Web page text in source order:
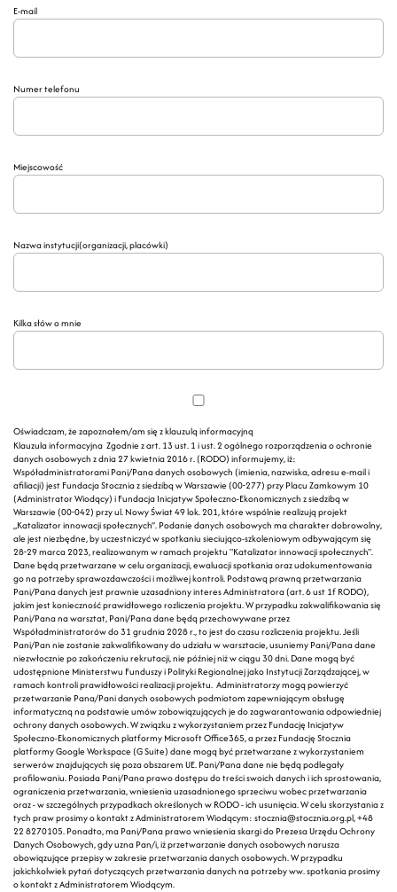
E-mail
Numer telefonu
Miejscowość
Nazwa instytucji(organizacji, placówki)
Kilka słów o mnie
Oświadczam, że zapoznałem/am się z klauzulą informacyjną
Klauzula informacyjna Zgodnie z art. 13 ust. 1 i ust. 2 ogólnego rozporządzenia o ochronie
danych osobowych z dnia 27 kwietnia 2016 r. (RODO) informujemy, iż:
Współadministratorami Pani/Pana danych osobowych (imienia, nazwiska, adresu e-mail i
afiliacji) jest Fundacja Stocznia z siedzibą w Warszawie (00-277) przy Placu Zamkowym 10
(Administrator Wiodący) i Fundacja Inicjatyw Społeczno-Ekonomicznych z siedzibą w
Warszawie (00-042) przy ul. Nowy Świat 49 lok. 201, które wspólnie realizują projekt
„Katalizator innowacji społecznych”. Podanie danych osobowych ma charakter dobrowolny,
ale jest niezbędne, by uczestniczyć w spotkaniu sieciująco-szkoleniowym odbywającym się
28-29 marca 2023, realizowanym w ramach projektu "Katalizator innowacji społecznych".
Dane będą przetwarzane w celu organizacji, ewaluacji spotkania oraz udokumentowania
go na potrzeby sprawozdawczości i możliwej kontroli. Podstawą prawną przetwarzania
Pani/Pana danych jest prawnie uzasadniony interes Administratora (art. 6 ust 1f RODO),
jakim jest konieczność prawidłowego rozliczenia projektu. W przypadku zakwalifikowania się
Pani/Pana na warsztat, Pani/Pana dane będą przechowywane przez
Współadministratorów do 31 grudnia 2028 r., to jest do czasu rozliczenia projektu. Jeśli
Pani/Pan nie zostanie zakwalifikowany do udziału w warsztacie, usuniemy Pani/Pana dane
niezwłocznie po zakończeniu rekrutacji, nie później niż w ciągu 30 dni. Dane mogą być
udostępnione Ministerstwu Funduszy i Polityki Regionalnej jako Instytucji Zarządzającej, w
ramach kontroli prawidłowości realizacji projektu. Administratorzy mogą powierzyć
przetwarzanie Pana/Pani danych osobowych podmiotom zapewniającym obsługę
informatyczną na podstawie umów zobowiązujących je do zagwarantowania odpowiedniej
ochrony danych osobowych. W związku z wykorzystaniem przez Fundację Inicjatyw
Społeczno-Ekonomicznych platformy Microsoft Office365, a przez Fundację Stocznia
platformy Google Workspace (G Suite) dane mogą być przetwarzane z wykorzystaniem
serwerów znajdujących się poza obszarem UE. Pani/Pana dane nie będą podlegały
profilowaniu. Posiada Pani/Pana prawo dostępu do treści swoich danych i ich sprostowania,
ograniczenia przetwarzania, wniesienia uzasadnionego sprzeciwu wobec przetwarzania
oraz - w szczególnych przypadkach określonych w RODO - ich usunięcia. W celu skorzystania z
tych praw prosimy o kontakt z Administratorem Wiodącym: stocznia@stocznia.org.pl, +48
22 8270105. Ponadto, ma Pani/Pana prawo wniesienia skargi do Prezesa Urzędu Ochrony
Danych Osobowych, gdy uzna Pan/i, iż przetwarzanie danych osobowych narusza
obowiązujące przepisy w zakresie przetwarzania danych osobowych. W przypadku
jakichkolwiek pytań dotyczących przetwarzania danych na potrzeby ww. spotkania prosimy
o kontakt z Administratorem Wiodącym.